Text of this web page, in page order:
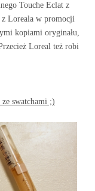
Touche Eclat z
z Loreala w promocji
kopiami oryginału,
Loreal też robi
ze swatchami ;)